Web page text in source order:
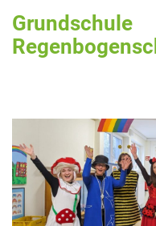
Inhalt
springen
Grundschule